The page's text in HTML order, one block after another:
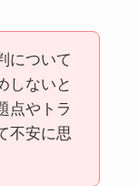
について
しないと
点やトラ
不安に思